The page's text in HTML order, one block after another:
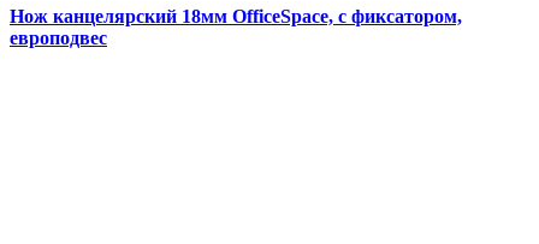
Нож канцелярский 18мм OfficeSpace, с фиксатором,
европодвес